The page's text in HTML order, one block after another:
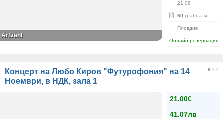
21.08
60 грабнати
Пловдив
Онлайн резервация
Аrtvent
Концерт на Любо Киров "Футурофония" на 14
Ноември, в НДК, зала 1
21.00€
41.07лв